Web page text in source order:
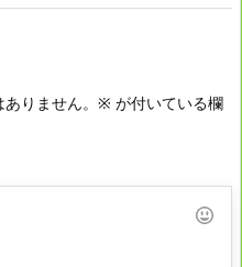
りません。 ※ が付いている欄